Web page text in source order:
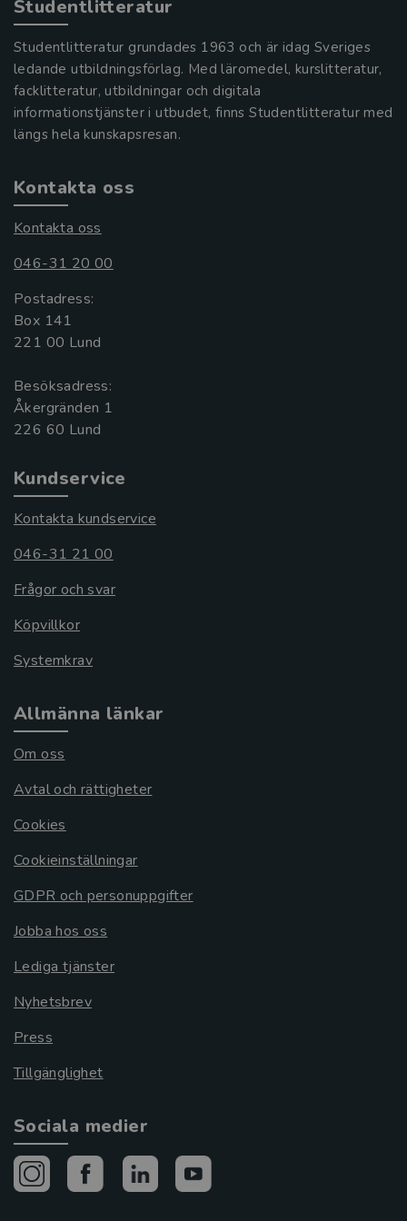
Studentlitteratur
Studentlitteratur grundades 1963 och är idag Sveriges
ledande utbildningsförlag. Med läromedel, kurslitteratur,
facklitteratur, utbildningar och digitala
informationstjänster i utbudet, finns Studentlitteratur med
längs hela kunskapsresan.
Kontakta oss
Kontakta oss
046-31 20 00
Postadress:
Box 141
221 00 Lund
Besöksadress:
Åkergränden 1
Kundservice
Kontakta kundservice
046-31 21 00
Frågor och svar
Köpvillkor
Systemkrav
Allmänna länkar
Om oss
Avtal och rättigheter
Cookies
Cookieinställningar
GDPR och personuppgifter
Jobba hos oss
Lediga tjänster
Nyhetsbrev
Press
Tillgänglighet
Sociala medier